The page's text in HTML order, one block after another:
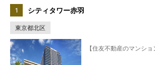
シティタワー赤羽
東京都北区
【住友不動産のマンシ